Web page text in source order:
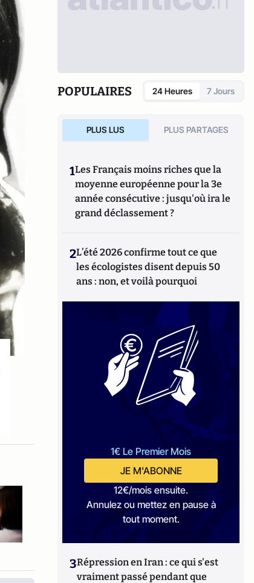
POPULAIRES 24 Heures 7 Jours
PLUS LUS PLUS PARTAGES
1Les Français moins riches que la
moyenne européenne pour la 3e
année consécutive : jusqu'où ira le
grand déclassement ?
2L’été 2026 confirme tout ce que
les écologistes disent depuis 50
ans : non, et voilà pourquoi
1€ Le Premier Mois
JE M'ABONNE
12€/mois ensuite.
Annulez ou mettez en pause à
tout moment.
3Répression en Iran : ce qui s'est
vraiment passé pendant que